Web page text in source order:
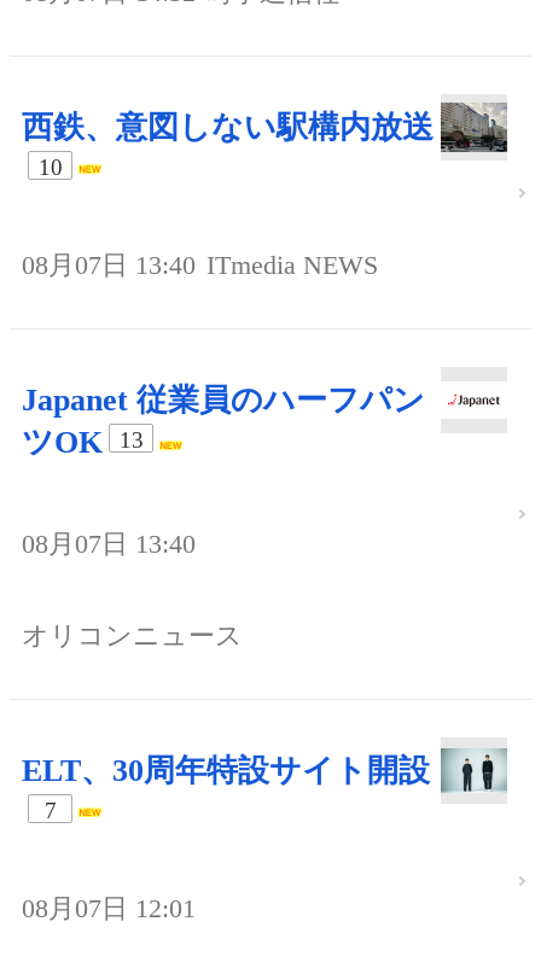
西鉄、意図しない駅構内放送
10
08月07日 13:40 ITmedia NEWS
Japanet 従業員のハーフパン
ツOK
13
08月07日 13:40
オリコンニュース
ELT、30周年特設サイト開設
7
08月07日 12:01